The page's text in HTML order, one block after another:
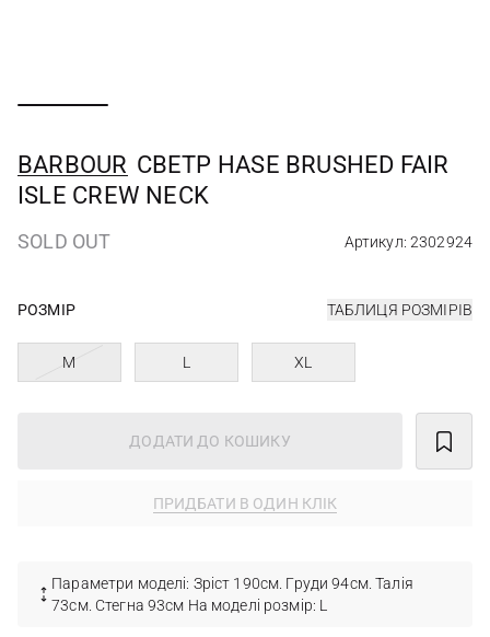
BARBOUR СВЕТР HASE BRUSHED FAIR
ISLE CREW NECK
SOLD OUT Артикул: 2302924
РОЗМІР ТАБЛИЦЯ РОЗМІРІВ
M L XL
ДОДАТИ ДО КОШИКУ
ПРИДБАТИ В ОДИН КЛІК
Параметри моделі: Зріст 190см. Груди 94см. Талія
73см. Стегна 93см На моделі розмір: L